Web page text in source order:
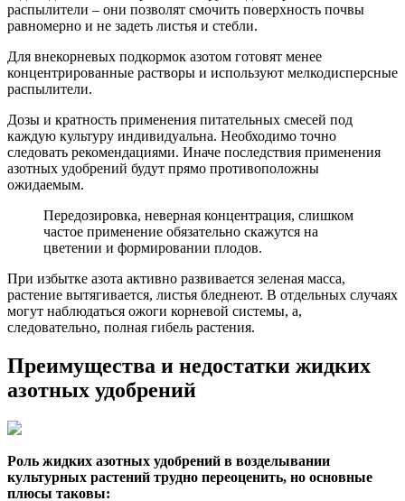
распылители – они позволят смочить поверхность почвы
равномерно и не задеть листья и стебли.
Для внекорневых подкормок азотом готовят менее
концентрированные растворы и используют мелкодисперсные
распылители.
Дозы и кратность применения питательных смесей под
каждую культуру индивидуальна. Необходимо точно
следовать рекомендациями. Иначе последствия применения
азотных удобрений будут прямо противоположны
ожидаемым.
Передозировка, неверная концентрация, слишком
частое применение обязательно скажутся на
цветении и формировании плодов.
При избытке азота активно развивается зеленая масса,
растение вытягивается, листья бледнеют. В отдельных случаях
могут наблюдаться ожоги корневой системы, а,
следовательно, полная гибель растения.
Преимущества и недостатки жидких
азотных удобрений
Роль жидких азотных удобрений в возделывании
культурных растений трудно переоценить, но основные
плюсы таковы: